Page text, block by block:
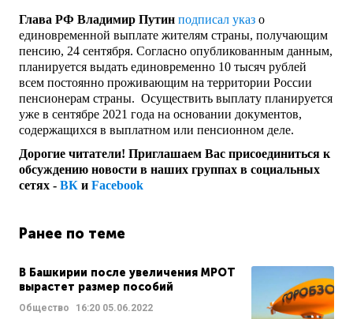
Глава РФ Владимир Путин подписал указ о
единовременной выплате жителям страны, получающим
пенсию, 24 сентября. Согласно опубликованным данным,
планируется выдать единовременно 10 тысяч рублей
всем постоянно проживающим на территории России
пенсионерам страны. Осуществить выплату планируется
уже в сентябре 2021 года на основании документов,
содержащихся в выплатном или пенсионном деле.
Дорогие читатели! Приглашаем Вас присоединиться к
обсуждению новости в наших группах в социальных
сетях - ВК и Facebook
Ранее по теме
В Башкирии после увеличения МРОТ
вырастет размер пособий
Общество 16:20 05.06.2022